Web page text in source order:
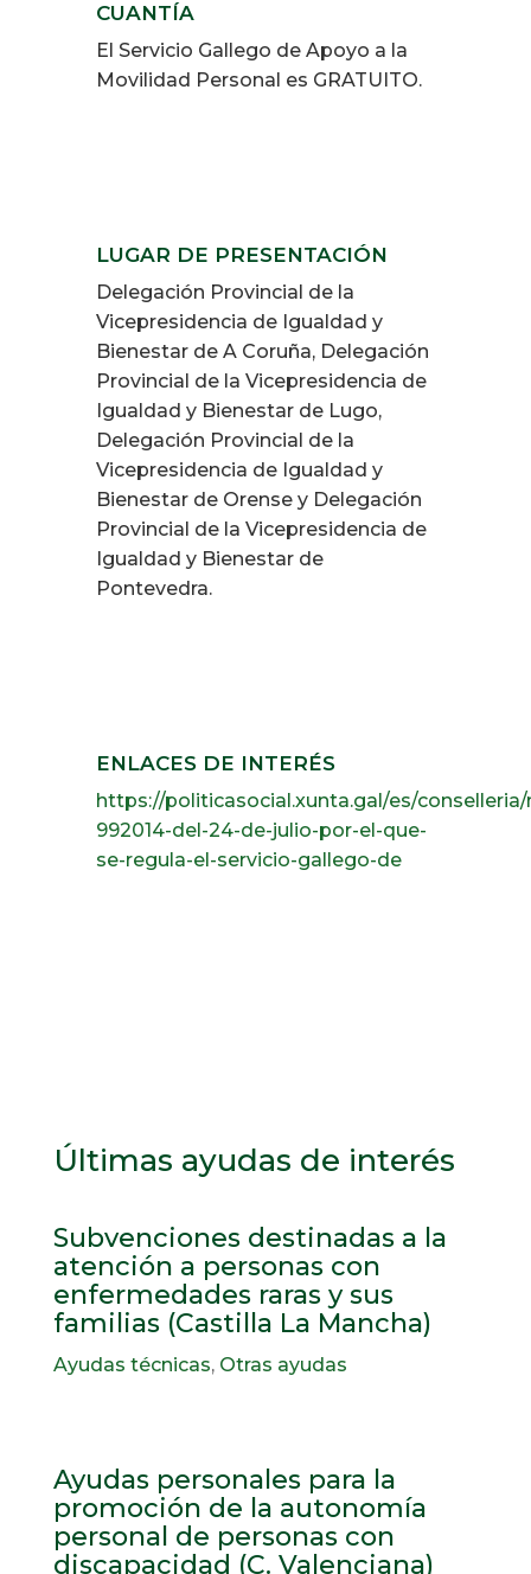
CUANTÍA
El Servicio Gallego de Apoyo a la
Movilidad Personal es GRATUITO.
LUGAR DE PRESENTACIÓN
Delegación Provincial de la
Vicepresidencia de Igualdad y
Bienestar de A Coruña, Delegación
Provincial de la Vicepresidencia de
Igualdad y Bienestar de Lugo,
Delegación Provincial de la
Vicepresidencia de Igualdad y
Bienestar de Orense y Delegación
Provincial de la Vicepresidencia de
Igualdad y Bienestar de
Pontevedra.
ENLACES DE INTERÉS
https://politicasocial.xunta.gal/es/
992014-del-24-de-julio-por-el-que-
se-regula-el-servicio-gallego-de
Últimas ayudas de interés
Subvenciones destinadas a la
atención a personas con
enfermedades raras y sus
familias (Castilla La Mancha)
Ayudas técnicas, Otras ayudas
Ayudas personales para la
promoción de la autonomía
personal de personas con
discapacidad (C. Valenciana)